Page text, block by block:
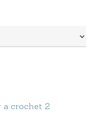
a crochet 2